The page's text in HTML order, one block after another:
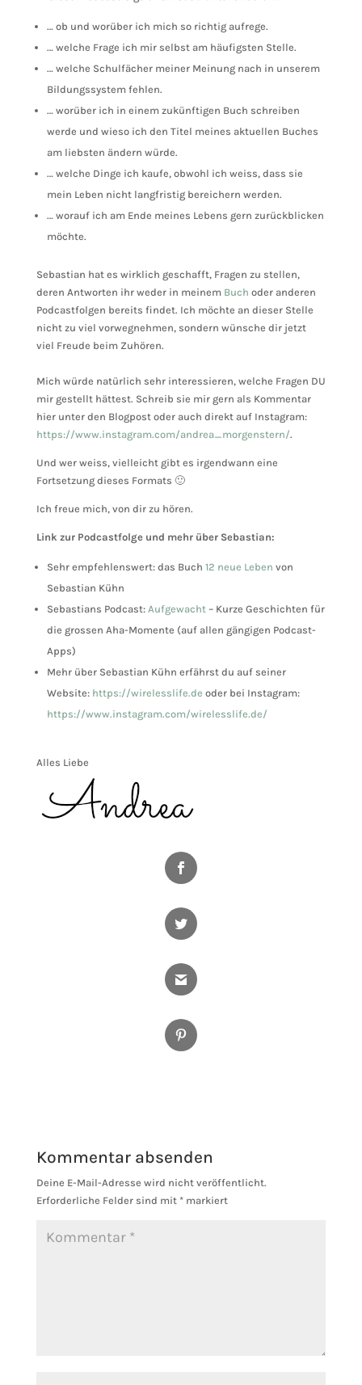
… ob und worüber ich mich so richtig aufrege.
… welche Frage ich mir selbst am häufigsten Stelle.
… welche Schulfächer meiner Meinung nach in unserem
Bildungssystem fehlen.
… worüber ich in einem zukünftigen Buch schreiben
werde und wieso ich den Titel meines aktuellen Buches
am liebsten ändern würde.
… welche Dinge ich kaufe, obwohl ich weiss, dass sie
mein Leben nicht langfristig bereichern werden.
… worauf ich am Ende meines Lebens gern zurückblicken
möchte.
Sebastian hat es wirklich geschafft, Fragen zu stellen,
deren Antworten ihr weder in meinem Buch oder anderen
Podcastfolgen bereits findet. Ich möchte an dieser Stelle
nicht zu viel vorwegnehmen, sondern wünsche dir jetzt
viel Freude beim Zuhören.
Mich würde natürlich sehr interessieren, welche Fragen DU
mir gestellt hättest. Schreib sie mir gern als Kommentar
hier unter den Blogpost oder auch direkt auf Instagram:
https://www.instagram.com/andrea_morgenstern/.
Und wer weiss, vielleicht gibt es irgendwann eine
Fortsetzung dieses Formats 🙂
Ich freue mich, von dir zu hören.
Link zur Podcastfolge und mehr über Sebastian:
Sehr empfehlenswert: das Buch 12 neue Leben von
Sebastian Kühn
Sebastians Podcast: Aufgewacht– Kurze Geschichten für
die grossen Aha-Momente (auf allen gängigen Podcast-
Apps)
Mehr über Sebastian Kühn erfährst du auf seiner
Website: https://wirelesslife.de oder bei Instagram:
https://www.instagram.com/wirelesslife.de/
Alles Liebe
Kommentar absenden
Deine E-Mail-Adresse wird nicht veröffentlicht.
Erforderliche Felder sind mit *markiert